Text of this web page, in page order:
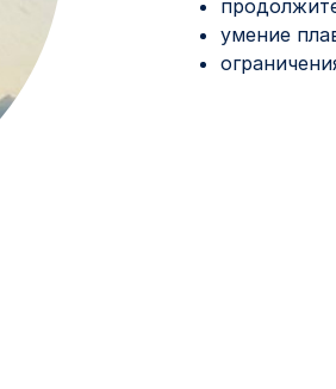
умение